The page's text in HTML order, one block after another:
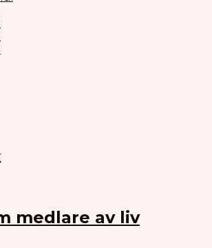
medlare av liv